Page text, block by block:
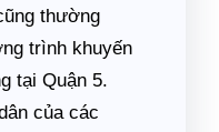
thường
trình khuyến
tại Quận 5.
của các